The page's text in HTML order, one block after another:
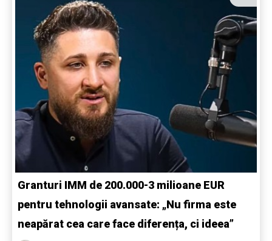
Granturi IMM de 200.000-3 milioane EUR
pentru tehnologii avansate: „Nu firma este
neapărat cea care face diferența, ci ideea”